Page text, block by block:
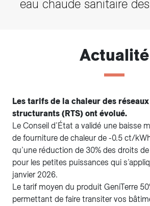
eau chaude sanitaire
Actualité
Les tarifs de la chaleur des
structurants (RTS) ont évolué.
Le Conseil d’État a validé une baisse
de fourniture de chaleur de -0.5 ct/
qu’une réduction de 30% des droits
pour les petites puissances qui
janvier 2026.
Le tarif moyen du produit GeniTerre
permettant de faire transiter vos